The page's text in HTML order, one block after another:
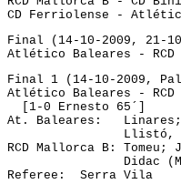
Final (14-10-2009, 21-
Final 1 (14-10-2009,
  [1-0 Ernesto 65´]
At. Baleares:
Llistó,
RCD Mallorca B:
Didac